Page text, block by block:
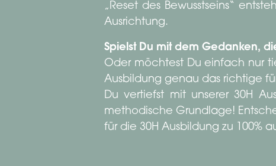
„Reset des Bewusstseins“
Ausrichtung.
Spielst Du mit dem Gedanken,
Oder möchtest Du einfach nur
Ausbildung genau das richtige
Du vertiefst mit unserer 30H
methodische Grundlage!
für die 30H Ausbildung zu 100%